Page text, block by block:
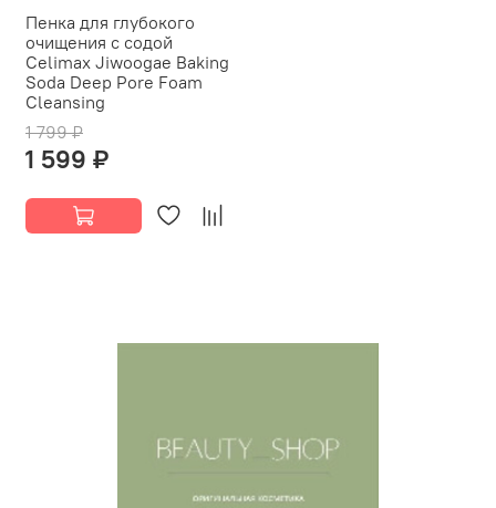
Пенка для глубокого
очищения с содой
Celimax Jiwoogae Baking
Soda Deep Pore Foam
Cleansing
1 799 ₽
1 599 ₽